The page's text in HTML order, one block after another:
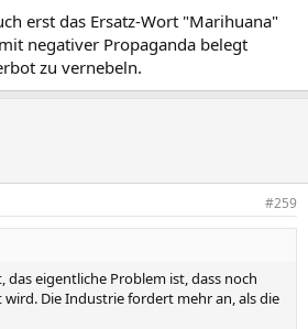
erst das Ersatz-Wort "Marihuana"
negativer Propaganda belegt
zu vernebeln.
#259
das eigentliche Problem ist, dass noch
Die Industrie fordert mehr an, als die